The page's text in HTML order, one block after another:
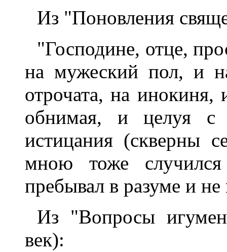
Из "Поновления
"Господине, отце,
на мужеский пол, и
отрочата, на
обнимая, и целуя
истицания (скверны
мною тоже
пребывал в разуме и
Из "Вопросы
век):